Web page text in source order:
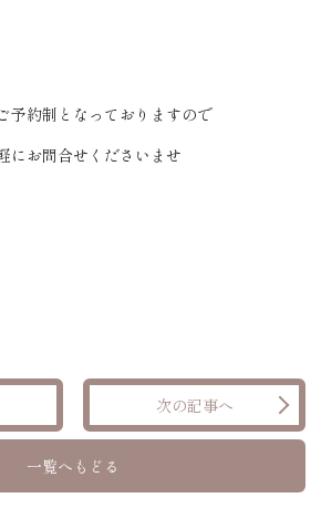
予約制となっておりますので
にお問合せくださいませ
次の記事へ
一覧へもどる